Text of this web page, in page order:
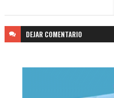
DEJAR COMENTARIO